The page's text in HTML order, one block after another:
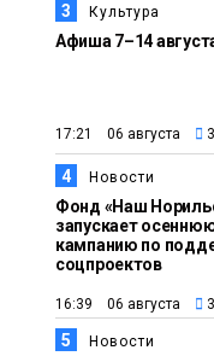
13:10
В
12:25
Медиакомпании
3 Культура
Афиша 7–14
17:21 06 августа
4 Новости
Фонд «Наш
запускает
кампанию по
соцпроектов
16:39 06 августа
5 Новости